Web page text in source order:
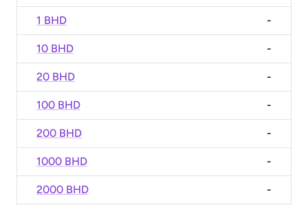
1 BHD -
10 BHD -
20 BHD -
100 BHD -
200 BHD -
1000 BHD -
2000 BHD -